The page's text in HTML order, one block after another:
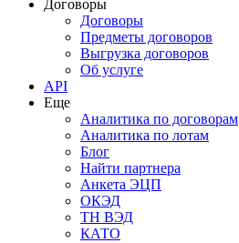
Договоры
Договоры
Предметы договоров
Выгрузка договоров
Об услуге
API
Еще
Аналитика по договорам
Аналитика по лотам
Блог
Найти партнера
Анкета ЭЦП
ОКЭД
ТН ВЭД
КАТО